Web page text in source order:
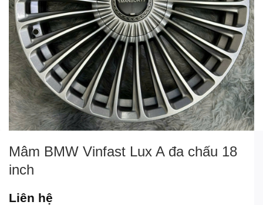
Mâm BMW Vinfast Lux A đa chấu 18
inch
Liên hệ